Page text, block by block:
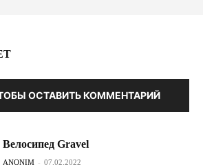
ОСТАВИТЬ КОММЕНТАРИЙ
Велосипед Gravel
ANONIM - 07.02.2022